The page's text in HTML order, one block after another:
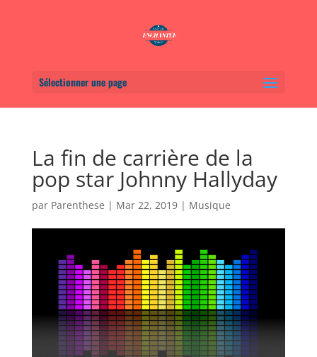
Sélectionner une page
La fin de carrière de la
pop star Johnny Hallyday
par Parenthese | Mar 22, 2019| Musique